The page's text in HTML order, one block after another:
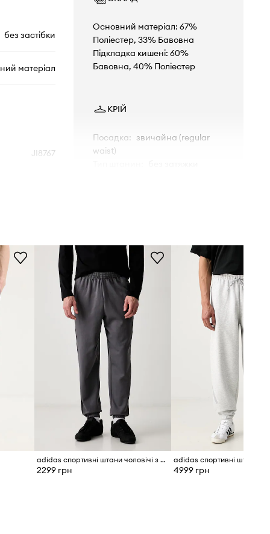
без застібки
матеріал
JI8767
Основний матеріал: 67%
Поліестер, 33% Бавовна
Підкладка кишені: 60%
Бавовна, 40% Поліестер
КРІЙ
Посадка: звичайна (regular
waist)
Зріст моделі - 186 см, розмір
товару, представленого на
моделі - M
Стандартна розмірна сітка
Ми рекомендуємо вибирати той
розмір, який Ви зазвичай носите.
Розмірна сітка
adidas спортивні штани чоловічі з бавовною Three Stripes
2299 грн 4999 грн